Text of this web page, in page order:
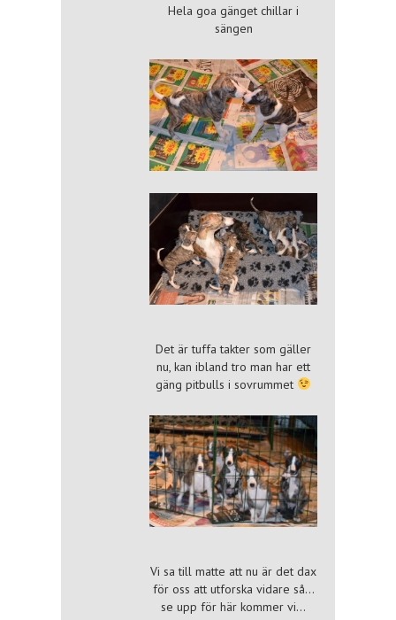
Hela goa gänget chillar i
sängen
Det är tuffa takter som gäller
nu, kan ibland tro man har ett
gäng pitbulls i sovrummet
Vi sa till matte att nu är det dax
för oss att utforska vidare så…
se upp för här kommer vi…